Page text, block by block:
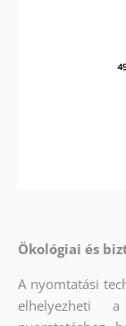
Ökológiai és
A nyomtatási
elhelyezheti